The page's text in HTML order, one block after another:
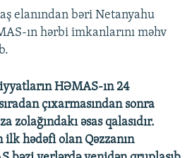
elanından bəri Netanyahu
ın hərbi imkanlarını məhv
HƏMAS-ın 24
çıxarmasından sonra
zolağındakı əsas qalasıdır.
hədəfi olan Qəzzanın